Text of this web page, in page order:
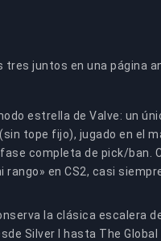
tres juntos en una página
estrella de Valve: un
tope fijo), jugado en el
completa de pick/ban.
rango» en CS2, casi
la clásica escalera
Silver I hasta The Global